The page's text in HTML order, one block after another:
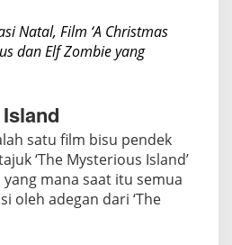
Natal, Film ‘A Christmas
dan Elf Zombie yang
satu film bisu pendek
‘The Mysterious Island’
mana saat itu semua
oleh adegan dari ‘The